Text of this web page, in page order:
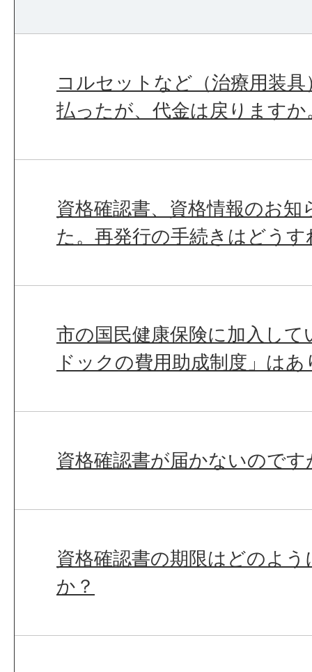
コルセットなど（治療用装
払ったが、代金は戻りますか
資格確認書、資格情報のお
た。再発行の手続きはどう
市の国民健康保険に加入し
ドックの費用助成制度」は
資格確認書が届かないのです
資格確認書の期限はどのよ
か？